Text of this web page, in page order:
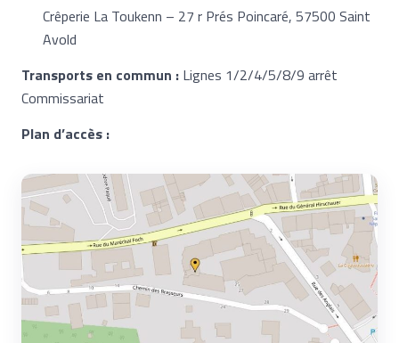
Crêperie La Toukenn – 27 r Prés Poincaré, 57500 Saint
Avold
Transports en commun : Lignes 1/2/4/5/8/9 arrêt
Commissariat
Plan d’accès :